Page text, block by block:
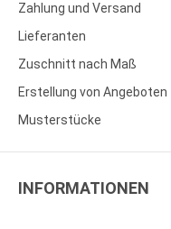
Zahlung und Versand
Lieferanten
Zuschnitt nach Maß
Erstellung von Angeboten
Musterstücke
INFORMATIONEN